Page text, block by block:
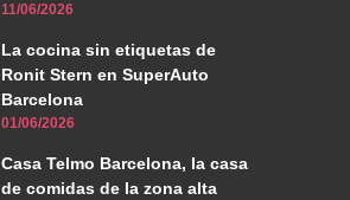
11/06/2026
La cocina sin etiquetas de
Ronit Stern en SuperAuto
Barcelona
01/06/2026
Casa Telmo Barcelona, la casa
de comidas de la zona alta